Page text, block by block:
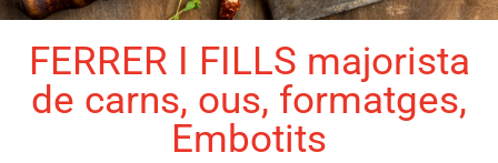
FERRER I FILLS majorista
de carns, ous, formatges,
Embotits